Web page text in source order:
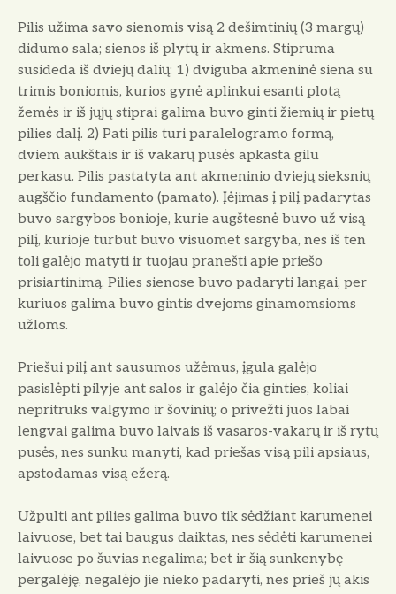
Pilis užima savo sienomis visą 2 dešimtinių (3 margų)
didumo sala; sienos iš plytų ir akmens. Stipruma
susideda iš dviejų dalių: 1) dviguba akmeninė siena su
trimis boniomis, kurios gynė aplinkui esanti plotą
žemės ir iš jųjų stiprai galima buvo ginti žiemių ir pietų
pilies dalį. 2) Pati pilis turi paralelogramo formą,
dviem aukštais ir iš vakarų pusės apkasta gilu
perkasu. Pilis pastatyta ant akmeninio dviejų sieksnių
augščio fundamento (pamato). Įėjimas į pilį padarytas
buvo sargybos bonioje, kurie augštesnė buvo už visą
pilį, kurioje turbut buvo visuomet sargyba, nes iš ten
toli galėjo matyti ir tuojau pranešti apie priešo
prisiartinimą. Pilies sienose buvo padaryti langai, per
kuriuos galima buvo gintis dvejoms ginamomsioms
užloms.
Priešui pilį ant sausumos užėmus, įgula galėjo
pasislėpti pilyje ant salos ir galėjo čia ginties, koliai
nepritruks valgymo ir šovinių; o privežti juos labai
lengvai galima buvo laivais iš vasaros-vakarų ir iš rytų
pusės, nes sunku manyti, kad priešas visą pili apsiaus,
apstodamas visą ežerą.
Užpulti ant pilies galima buvo tik sėdžiant karumenei
laivuose, bet tai baugus daiktas, nes sėdėti karumenei
laivuose po šuvias negalima; bet ir šią sunkenybę
pergalėję, negalėjo jie nieko padaryti, nes prieš jų akis